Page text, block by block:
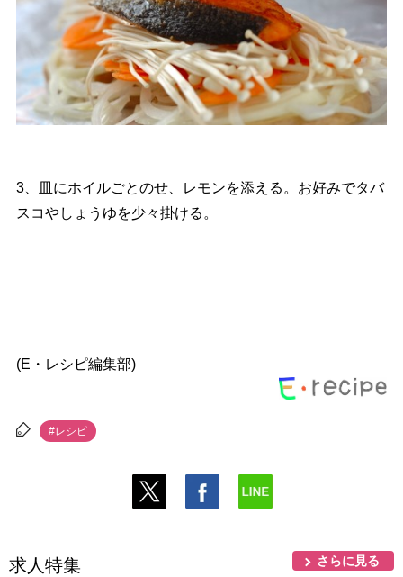
3、皿にホイルごとのせ、レモンを添える。お好みでタバ
スコやしょうゆを少々掛ける。
(E・レシピ編集部)
#レシピ
求人特集 さらに見る